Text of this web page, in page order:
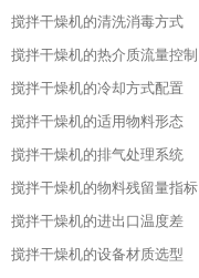
搅拌干燥机的清洗消毒方式
搅拌干燥机的热介质流量控制
搅拌干燥机的冷却方式配置
搅拌干燥机的适用物料形态
搅拌干燥机的排气处理系统
搅拌干燥机的物料残留量指标
搅拌干燥机的进出口温度差
搅拌干燥机的设备材质选型